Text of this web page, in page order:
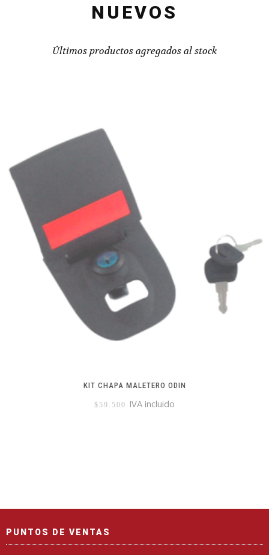
NUEVOS
Últimos productos agregados al stock
KIT CHAPA MALETERO ODIN
$ 59.500 IVA incluido
PUNTOS DE VENTAS